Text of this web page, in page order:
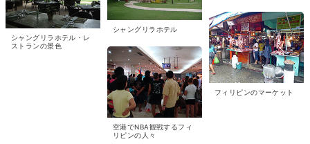
シャングリラホテル
シャングリラホテル・レ
ストランの景色
フィリピンのマーケット
空港でNBA観戦するフィ
リピンの人々